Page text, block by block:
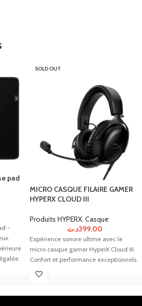
pad
-
SOLD OUT
MICRO CASQUE FILAIRE GAMER
HYPERX CLOUD III
Produits HYPERX, Casque
399.00د.ت
Expérience sonore ultime avec le
micro casque gamer HyperX Cloud III.
Confort et performance exceptionnels.